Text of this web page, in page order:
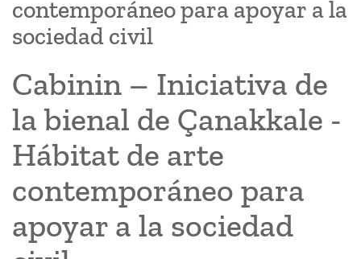
contemporáneo para apoyar a la
sociedad civil
Cabinin – Iniciativa de
la bienal de Çanakkale -
Hábitat de arte
contemporáneo para
apoyar a la sociedad